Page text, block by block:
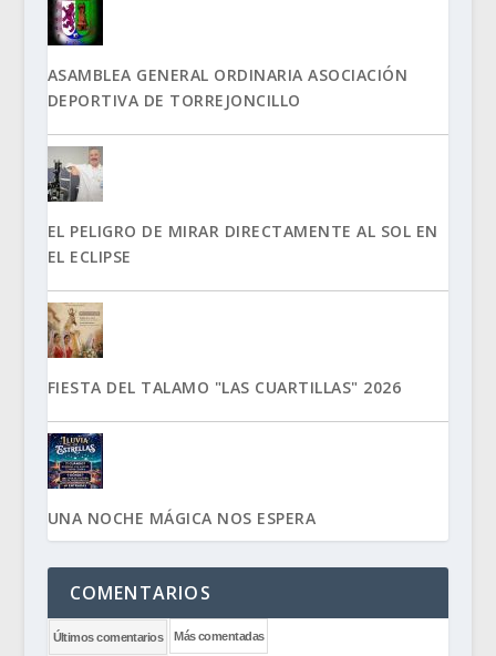
ASAMBLEA GENERAL ORDINARIA ASOCIACIÓN
DEPORTIVA DE TORREJONCILLO
EL PELIGRO DE MIRAR DIRECTAMENTE AL SOL EN
EL ECLIPSE
FIESTA DEL TALAMO "LAS CUARTILLAS" 2026
UNA NOCHE MÁGICA NOS ESPERA
COMENTARIOS
Últimos comentarios Más comentadas